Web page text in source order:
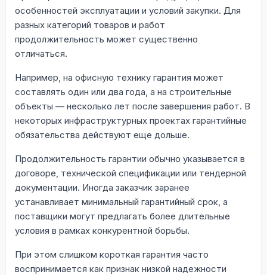
особенностей эксплуатации и условий закупки. Для
разных категорий товаров и работ
продолжительность может существенно
отличаться.
Например, на офисную технику гарантия может
составлять один или два года, а на строительные
объекты — несколько лет после завершения работ. В
некоторых инфраструктурных проектах гарантийные
обязательства действуют еще дольше.
Продолжительность гарантии обычно указывается в
договоре, технической спецификации или тендерной
документации. Иногда заказчик заранее
устанавливает минимальный гарантийный срок, а
поставщики могут предлагать более длительные
условия в рамках конкурентной борьбы.
При этом слишком короткая гарантия часто
воспринимается как признак низкой надежности